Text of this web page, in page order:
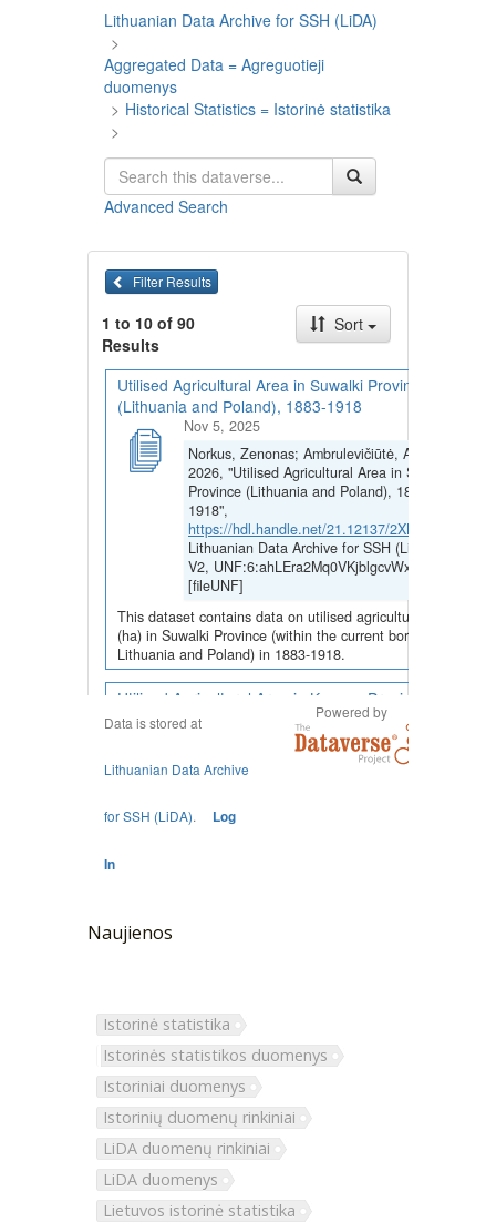
Naujienos
Istorinė statistika
Istorinės statistikos duomenys
Istoriniai duomenys
Istorinių duomenų rinkiniai
LiDA duomenų rinkiniai
LiDA duomenys
Lietuvos istorinė statistika